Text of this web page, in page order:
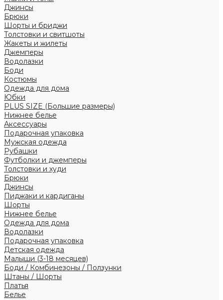
Джинсы
Брюки
Шорты и бриджи
Толстовки и свитшоты
Жакеты и жилеты
Джемперы
Водолазки
Боди
Костюмы
Одежда для дома
Юбки
PLUS SIZE (Большие размеры)
Нижнее белье
Аксессуары
Подарочная упаковка
Мужская одежда
Рубашки
Футболки и джемперы
Толстовки и худи
Брюки
Джинсы
Пиджаки и кардиганы
Шорты
Нижнее белье
Одежда для дома
Водолазки
Подарочная упаковка
Детская одежда
Малыши (3-18 месяцев)
Боди / Комбинезоны / Ползунки
Штаны / Шорты
Платья
Белье